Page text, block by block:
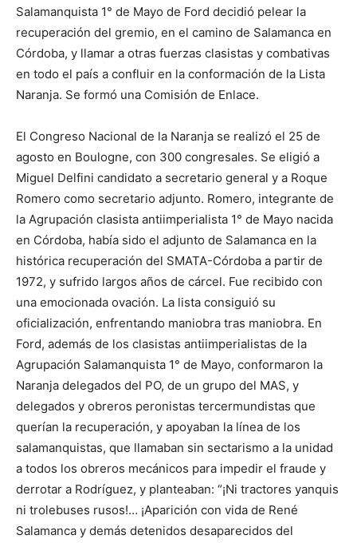
Salamanquista 1° de Mayo de Ford decidió pelear la
recuperación del gremio, en el camino de Salamanca en
Córdoba, y llamar a otras fuerzas clasistas y combativas
en todo el país a confluir en la conformación de la Lista
Naranja. Se formó una Comisión de Enlace.
El Congreso Nacional de la Naranja se realizó el 25 de
agosto en Boulogne, con 300 congresales. Se eligió a
Miguel Delfini candidato a secretario general y a Roque
Romero como secretario adjunto. Romero, integrante de
la Agrupación clasista antiimperialista 1° de Mayo nacida
en Córdoba, había sido el adjunto de Salamanca en la
histórica recuperación del SMATA-Córdoba a partir de
1972, y sufrido largos años de cárcel. Fue recibido con
una emocionada ovación. La lista consiguió su
oficialización, enfrentando maniobra tras maniobra. En
Ford, además de los clasistas antiimperialistas de la
Agrupación Salamanquista 1° de Mayo, conformaron la
Naranja delegados del PO, de un grupo del MAS, y
delegados y obreros peronistas tercermundistas que
querían la recuperación, y apoyaban la línea de los
salamanquistas, que llamaban sin sectarismo a la unidad
a todos los obreros mecánicos para impedir el fraude y
derrotar a Rodríguez, y planteaban: “¡Ni tractores yanquis
ni trolebuses rusos!… ¡Aparición con vida de René
Salamanca y demás detenidos desaparecidos del